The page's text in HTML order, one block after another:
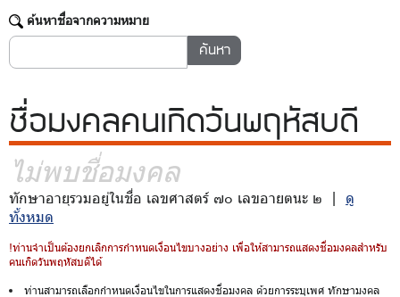
ค้นหาชื่อจากความหมาย
ชื่อมงคลคนเกิดวันพฤหัสบดี
ไม่พบชื่อมงคล
ทักษาอายุรวมอยู่ในชื่อ เลขศาสตร์ ๗๐ เลขอายตนะ ๒ | ดู
ทั้งหมด
!ท่านจำเป็นต้องยกเลิกการกำหนดเงื่อนไขบางอย่าง เพื่อให้สามารถแสดงชื่อมงคลสำหรับ
คนเกิดวันพฤหัสบดีได้
ท่านสามารถเลือกกำหนดเงื่อนไขในการแสดงชื่อมงคล ด้วยการระบุเพศ ทักษามงคล